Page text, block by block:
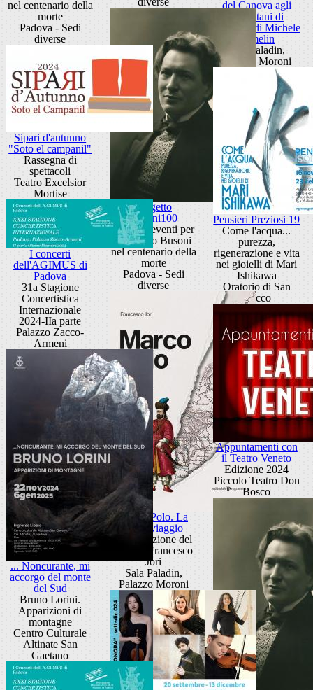
nel centenario della
morte
Padova - Sedi
diverse
del Canova agli
Eremitani di
Padova" di Michele
Armelin
Sala Paladin,
Palazzo Moroni
Progetto
Busoni100
Ciclo di eventi per
Ferruccio Busoni
nel centenario della
morte
Padova - Sedi
diverse
Sipari d'autunno
"Soto el campanil"
Rassegna di
spettacoli
Teatro Excelsior
Mortise
Pensieri Preziosi 19
Come l'acqua...
purezza,
rigenerazione e vita
nei gioielli di Mari
Ishikawa
Oratorio di San
Rocco
I concerti
dell'AGIMUS di
Padova
31a Stagione
Concertistica
Internazionale
2024-IIa parte
Palazzo Zacco-
Armeni
Marco Polo. La
vita è viaggio
Presentazione del
libro di Francesco
Jori
Sala Paladin,
Palazzo Moroni
Appuntamenti con
il Teatro Veneto
Edizione 2024
Piccolo Teatro Don
Bosco
... Noncurante, mi
accorgo del monte
del Sud
Bruno Lorini.
Apparizioni di
montagne
Centro Culturale
Altinate San
Gaetano